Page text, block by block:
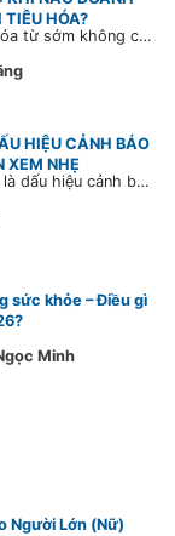
TIÊU HÓA?
Chăm sóc sức khỏe tiêu hóa từ sớm không chỉ giúp phát hiện bệnh kịp thời mà còn góp phần xây dựng đội ngũ khỏe mạnh, ổn định và gắn bó lâu dài. CarePlus sẵn sàng đồng hành cùng doanh nghiệp trong việc thiết kế chương trình chăm sóc sức khỏe phù hợp theo từng nhân sự, nhằm tối ưu hiệu quả đầu tư phúc lợi và phát triển nguồn nhân lực bền vững.
HIỆU CẢNH BÁO
XEM NHẸ
Nướu răng sưng to có thể là dấu hiệu cảnh báo bệnh lý răng miệng. Cùng Bác sĩ CarePlus tìm hiểu nguyên nhân, triệu chứng và thời điểm cần đi khám bác sĩ trong bài viết dưới đây.
sức khỏe – Điều gì
Minh
Người Lớn (Nữ)